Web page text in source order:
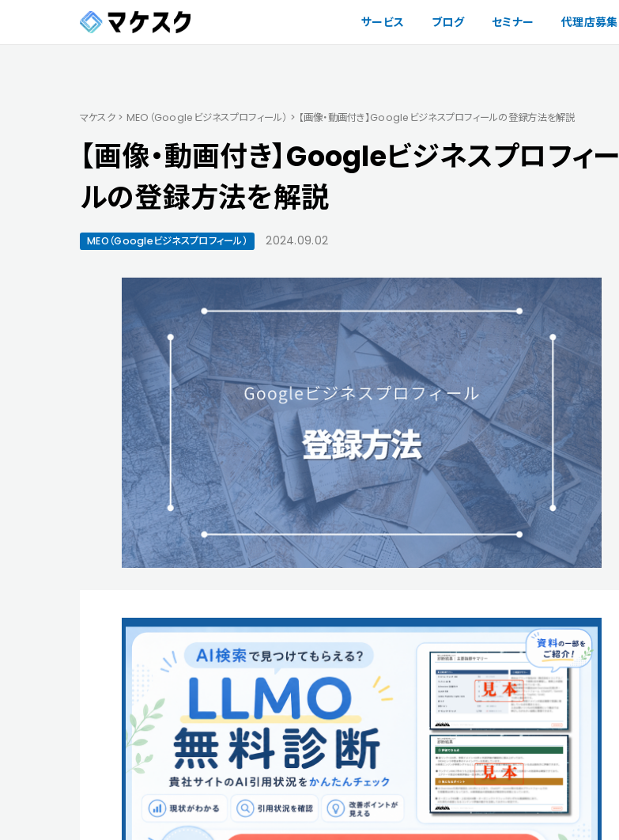
サービス ブログ セミナー 代理店募集
マケスク> MEO（Googleビジネスプロフィール） > 【画像・動画付き】Googleビジネスプロフィールの登録方法を解説
【画像・動画付き】Googleビジネスプロフィー
ルの登録方法を解説
MEO（Googleビジネスプロフィール） 2024.09.02